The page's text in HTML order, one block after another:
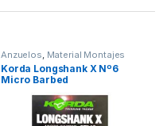
Anzuelos Material Montajes
Korda Longshank X Nº6
Micro Barbed